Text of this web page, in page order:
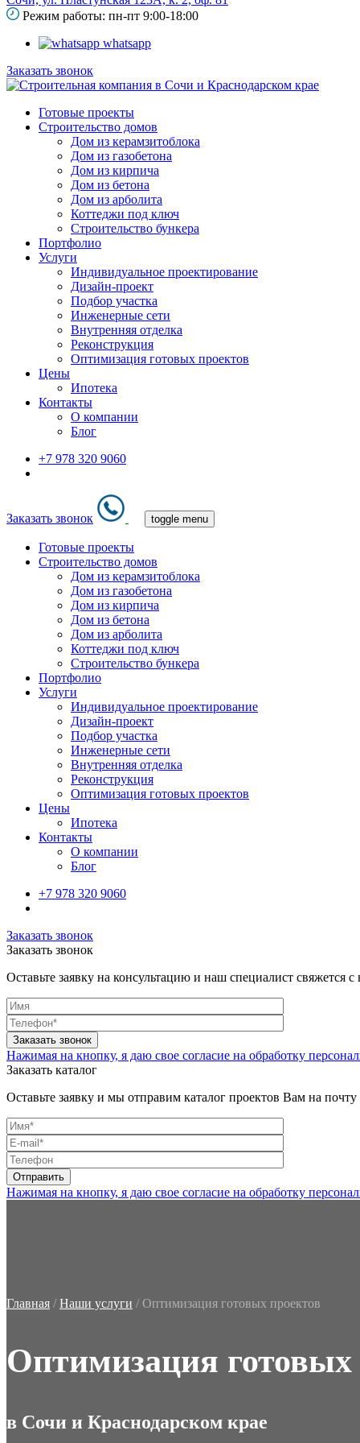
Режим работы: пн-пт 9:00-18:00
whatsapp
Заказать звонок
Готовые проекты
Строительство домов
Дом из керамзитоблока
Дом из газобетона
Дом из кирпича
Дом из бетона
Дом из арболита
Коттеджи под ключ
Строительство бункера
Портфолио
Услуги
Индивидуальное проектирование
Дизайн-проект
Подбор участка
Инженерные сети
Внутренняя отделка
Реконструкция
Оптимизация готовых проектов
Цены
Ипотека
Контакты
О компании
Блог
+7 978 320 9060
Заказать звонок toggle menu
Готовые проекты
Строительство домов
Дом из керамзитоблока
Дом из газобетона
Дом из кирпича
Дом из бетона
Дом из арболита
Коттеджи под ключ
Строительство бункера
Портфолио
Услуги
Индивидуальное проектирование
Дизайн-проект
Подбор участка
Инженерные сети
Внутренняя отделка
Реконструкция
Оптимизация готовых проектов
Цены
Ипотека
Контакты
О компании
Блог
+7 978 320 9060
Заказать звонок
Заказать звонок
Оставьте заявку на консультацию и наш специалист свяжется с
Нажимая на кнопку, я даю свое согласие на обработку
Заказать каталог
Оставьте заявку и мы отправим каталог проектов Вам на почту
Нажимая на кнопку, я даю свое согласие на обработку
Главная / Наши услуги / Оптимизация готовых проектов
Оптимизация готовых
в Сочи и Краснодарском крае